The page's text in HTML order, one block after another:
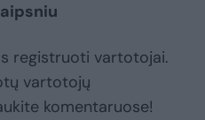
registruoti vartotojai.
vartotojų
komentaruose!